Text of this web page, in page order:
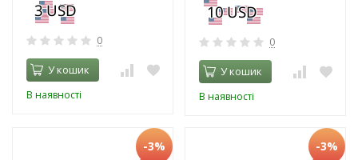
0
У кошик
В наявності
0
У кошик
В наявності
-3% -3%